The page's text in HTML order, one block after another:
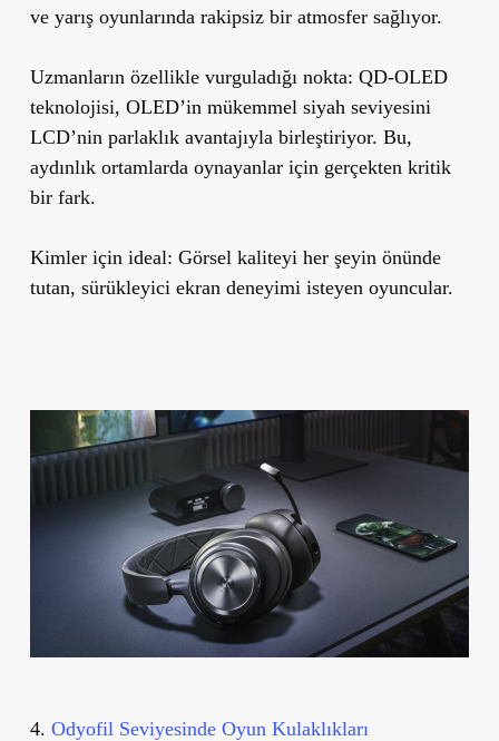
ve yarış oyunlarında rakipsiz bir atmosfer sağlıyor.
Uzmanların özellikle vurguladığı nokta: QD-OLED
teknolojisi, OLED’in mükemmel siyah seviyesini
LCD’nin parlaklık avantajıyla birleştiriyor. Bu,
aydınlık ortamlarda oynayanlar için gerçekten kritik
bir fark.
Kimler için ideal: Görsel kaliteyi her şeyin önünde
tutan, sürükleyici ekran deneyimi isteyen oyuncular.
4. Odyofil Seviyesinde Oyun Kulaklıkları